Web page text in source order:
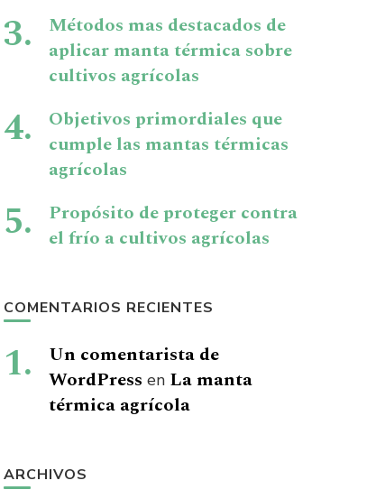
Métodos mas destacados de
aplicar manta térmica sobre
cultivos agrícolas
Objetivos primordiales que
cumple las mantas térmicas
agrícolas
Propósito de proteger contra
el frío a cultivos agrícolas
COMENTARIOS RECIENTES
Un comentarista de
WordPress en La manta
térmica agrícola
ARCHIVOS